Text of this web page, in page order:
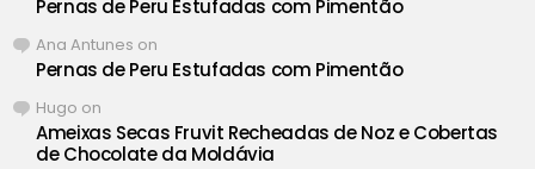
Pernas de Peru Estufadas com Pimentão
Ana Antunes on
Pernas de Peru Estufadas com Pimentão
Hugo on
Ameixas Secas Fruvit Recheadas de Noz e Cobertas
de Chocolate da Moldávia